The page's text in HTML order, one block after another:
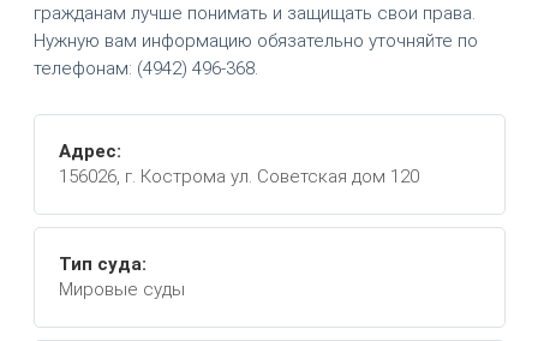
гражданам лучше понимать и защищать свои права.
Нужную вам информацию обязательно уточняйте по
телефонам: (4942) 496-368.
Адрес:
156026, г. Кострома ул. Советская дом 120
Тип суда:
Мировые суды